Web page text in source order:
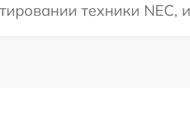
техники NEC,